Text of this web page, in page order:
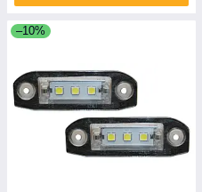
–10%